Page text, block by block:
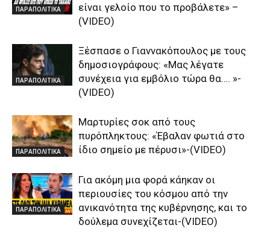
ΠΑΡΑΠΟΛΙΤΙΚΑ
είναι γελοίο που το προβάλετε» –
(VIDEO)
ΠΑΡΑΠΟΛΙΤΙΚΑ
Ξέσπασε ο Γιαννακόπουλος με τους
δημοσιογράφους: «Μας λέγατε
συνέχεια για εμβόλιο τώρα θα…. »-
(VIDEO)
ΠΑΡΑΠΟΛΙΤΙΚΑ
Μαρτυρίες σοκ από τους
πυρόπληκτους: «Έβαλαν φωτιά στο
ίδιο σημείο με πέρυσι»-(VIDEO)
ΠΑΡΑΠΟΛΙΤΙΚΑ
Για ακόμη μια φορά κάηκαν οι
περιουσίες του κόσμου από την
ανικανότητα της κυβέρνησης, και το
δούλεμα συνεχίζεται-(VIDEO)